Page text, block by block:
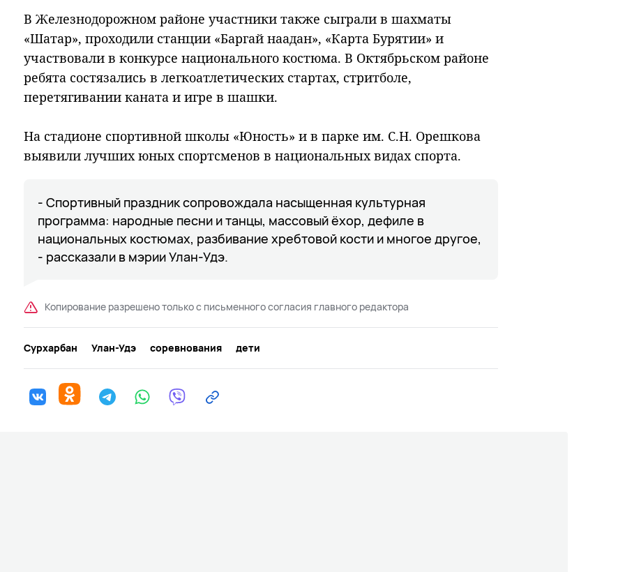
В Железнодорожном районе участники также сыграли в шахматы
«Шатар», проходили станции «Баргай наадан», «Карта Бурятии» и
участвовали в конкурсе национального костюма. В Октябрьском районе
ребята состязались в легкоатлетических стартах, стритболе,
перетягивании каната и игре в шашки.
На стадионе спортивной школы «Юность» и в парке им. С.Н. Орешкова
выявили лучших юных спортсменов в национальных видах спорта.
- Спортивный праздник сопровождала насыщенная культурная
программа: народные песни и танцы, массовый ёхор, дефиле в
национальных костюмах, разбивание хребтовой кости и многое другое,
- рассказали в мэрии Улан-Удэ.
Копирование разрешено только с письменного согласия главного редактора
Сурхарбан Улан-Удэ соревнования дети